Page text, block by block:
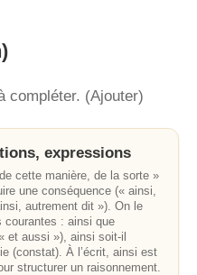
compléter. (Ajouter)
expressions
cette manière, de la sorte »
une conséquence (« ainsi,
autrement dit »). On le
courantes : ainsi que
et aussi »), ainsi soit-il
(constat). À l’écrit, ainsi est
structurer un raisonnement.